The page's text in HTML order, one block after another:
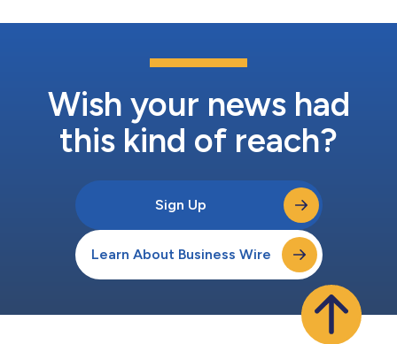
SaaS平台，DISH可利用其計費、客戶服務和業務最佳化功能，以
通訊、媒體與技術總裁Mike Woods表示：「此次續約翻開了新篇
章，隨著客戶對更流暢、更創新體驗的持續期待，DISH已做好充
星以來，CS...
Wish your news had
this kind of reach?
Sign Up
Learn About Business Wire